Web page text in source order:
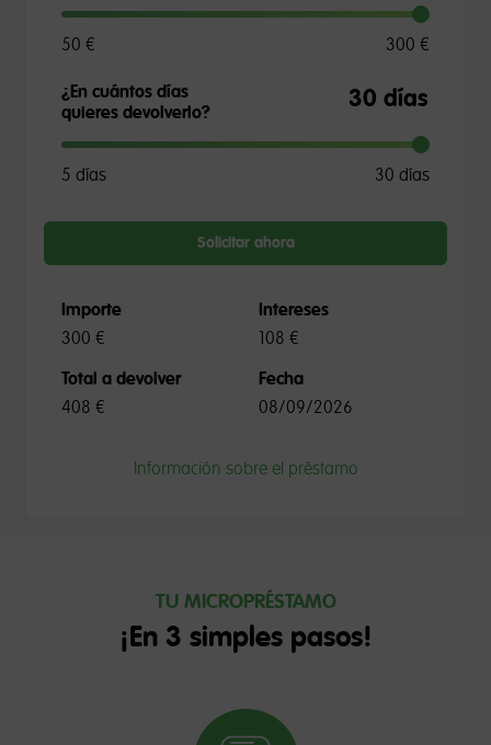
50 € 300 €
¿En cuántos días
quieres devolverlo?
5 días 30 días
Solicitar ahora
Importe
300 €
Intereses
108 €
Total a devolver
408 €
Fecha
08/09/2026
Información sobre el préstamo
TU MICROPRÉSTAMO
¡En 3 simples pasos!